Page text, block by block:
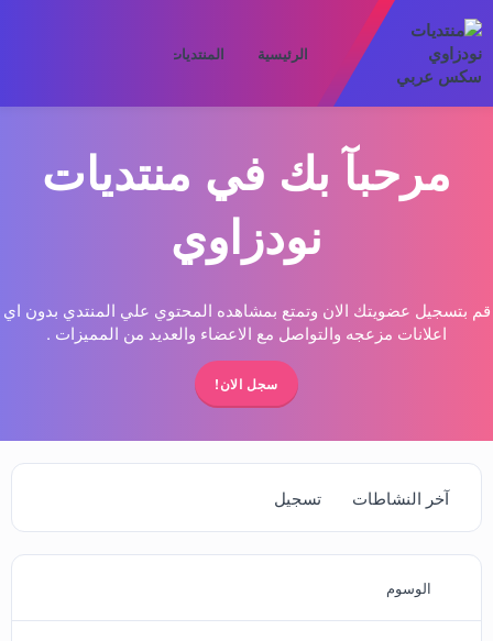
الرئيسية المنتديات
مرحبآ بك في منتديات
نودزاوي
قم بتسجيل عضويتك الان وتمتع بمشاهده المحتوي علي المنتدي بدون اي
اعلانات مزعجه والتواصل مع الاعضاء والعديد من المميزات .
سجل الان!
آخر النشاطات تسجيل
الوسوم